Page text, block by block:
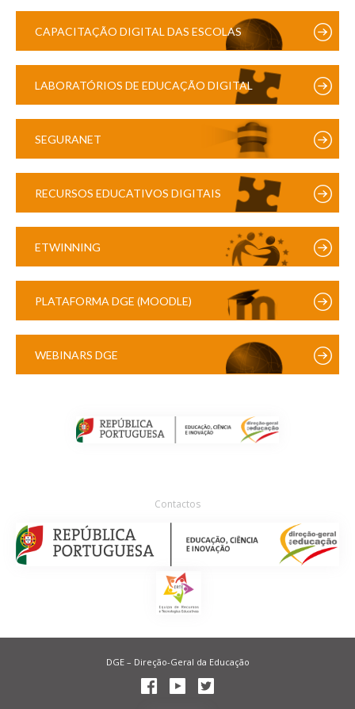
CAPACITAÇÃO DIGITAL DAS ESCOLAS
LABORATÓRIOS DE EDUCAÇÃO DIGITAL
SEGURANET
RECURSOS EDUCATIVOS DIGITAIS
ETWINNING
PLATAFORMA DGE (MOODLE)
WEBINARS DGE
Contactos
DGE – Direção-Geral da Educação